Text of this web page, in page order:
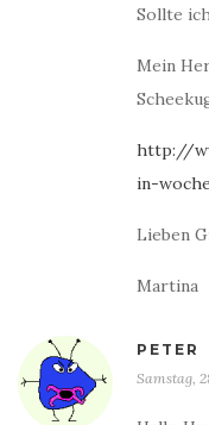
Sollte
Mein
http://
in-
Lieben
Martina
PETER
Samstag,